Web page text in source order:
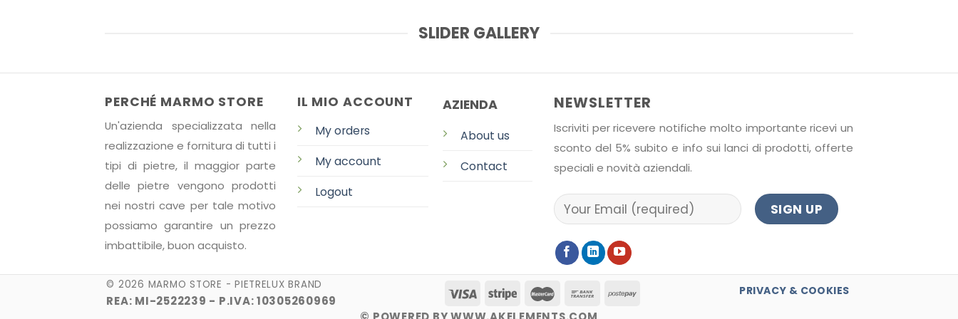
SLIDER GALLERY
PERCHÉ MARMO STORE
Un'azienda specializzata nella
realizzazione e fornitura di tutti i
tipi di pietre, il maggior parte
delle pietre vengono prodotti
nei nostri cave per tale motivo
possiamo garantire un prezzo
imbattibile, buon acquisto.
IL MIO ACCOUNT
My orders
My account
Logout
AZIENDA
About us
Contact
NEWSLETTER
Iscriviti per ricevere notifiche molto importante ricevi un
sconto del 5% subito e info sui lanci di prodotti, offerte
speciali e novità aziendali.
© 2026 MARMO STORE - PIETRELUX BRAND
REA: MI-2522239 - P.IVA: 10305260969
PRIVACY & COOKIES